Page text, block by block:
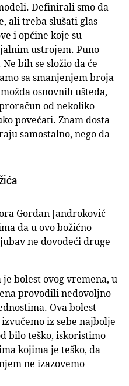
Definirali smo da
ali treba slušati glas
i općine koje su
ustrojem. Puno
bih se složio da će
sa smanjenjem broja
osnovnih ušteda,
od nekoliko
povećati. Znam dosta
samostalno, nego da
Gordan Jandroković
da u ovo božićno
ne dovodeći druge
je bolest ovog vremena, u
provodili nedovoljno
Ova bolest
iz sebe najbolje
bilo teško, iskoristimo
kojima je teško, da
ne izazovemo